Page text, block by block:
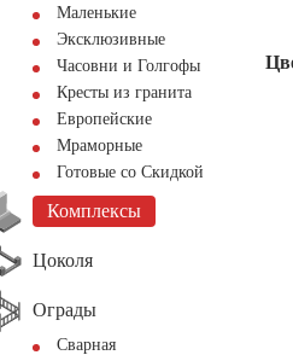
Маленькие
Эксклюзивные
Часовни и Голгофы
Кресты из гранита
Европейские
Мраморные
Готовые со Скидкой
Комплексы
Цоколя
Ограды
Сварная